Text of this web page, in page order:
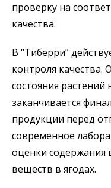
проверку на
качества.
В “Тиберри”
контроля качества.
состояния растений
заканчивается
продукции перед
современное
оценки содержания
веществ в ягодах.